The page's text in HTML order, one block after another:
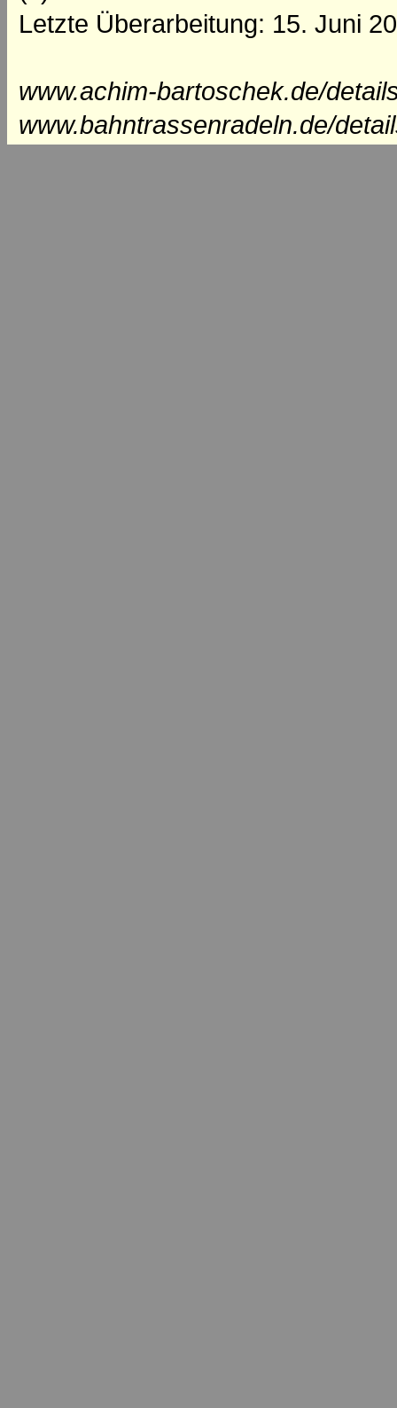
Letzte Überarbeitung: 15. Juni
www.achim-bartoschek.de/
www.bahntrassenradeln.de/